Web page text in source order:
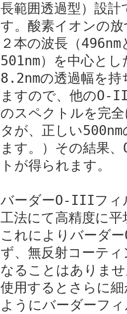
長範囲透過型）設計
す。酸素イオンの放
２本の波長（496nm
501nm）を中心とし
8.2nmの透過幅を持
ますので、他のO-
のスペクトルを完
タが、正しい
ます。）その結果
トが得られます。
バーダーO-IIIフィ
工法にて高精度に
これによりバーダ
ず、無反射コーテ
なることはありま
使用するとさらに
ようにバーダーフ